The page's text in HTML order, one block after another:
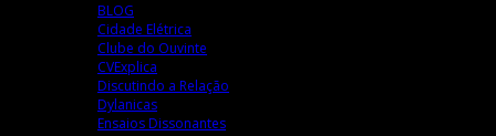
BLOG
Cidade Elétrica
Clube do Ouvinte
CVExplica
Discutindo a Relação
Dylanicas
Ensaios Dissonantes